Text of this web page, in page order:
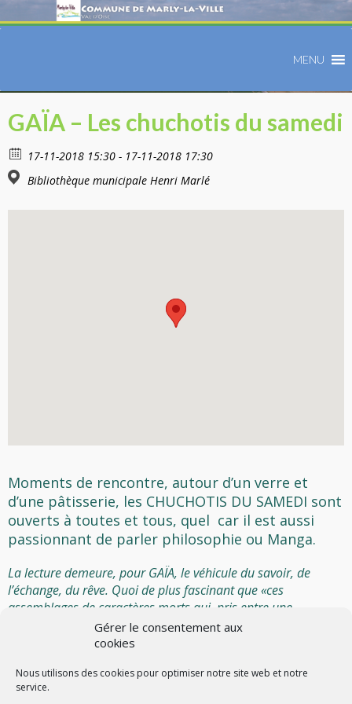
Gérer le consentement aux
cookies
Nous utilisons des cookies pour optimiser notre site web et notre
service.
MENU
GAÏA – Les chuchotis du samedi
17-11-2018 15:30 - 17-11-2018 17:30
Bibliothèque municipale Henri Marlé
Moments de rencontre, autour d’un verre et
d’une pâtisserie, les CHUCHOTIS DU SAMEDI sont
ouverts à toutes et tous, quel car il est aussi
passionnant de parler philosophie ou Manga.
La lecture demeure, pour GAÏA, le véhicule du savoir, de
l’échange, du rêve. Quoi de plus fascinant que «ces
assemblages de caractères morts qui, pris entre une
majuscule et un point, ressuscitaient d’un coup, devenaient
phrases, devenaient foules, devenaient force et esprit»